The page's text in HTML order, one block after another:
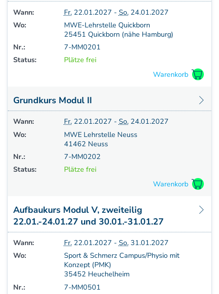
Wann: Fr.22.01.2027 - So.24.01.2027
Wo:
MWE-Lehrstelle Quickborn
25451 Quickborn (nähe Hamburg)
Nr.:
7-MM0201
Status:
Plätze frei
Grundkurs Modul II
Wann: Fr.22.01.2027 - So.24.01.2027
Wo:
MWE Lehrstelle Neuss
41462 Neuss
Nr.:
7-MM0202
Status:
Plätze frei
Aufbaukurs Modul V, zweiteilig
22.01.-24.01.27 und 30.01.-31.01.27
Wann: Fr.22.01.2027 - So.31.01.2027
Wo:
Sport & Schmerz Campus/Physio mit
Konzept (PMK)
35452 Heuchelheim
Nr.:
7-MM0501